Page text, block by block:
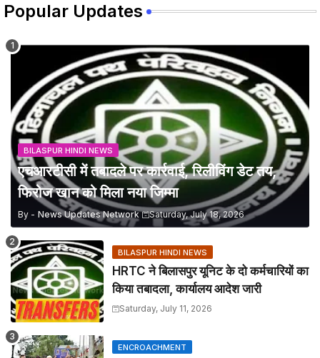
Popular Updates
BILASPUR HINDI NEWS
एचआरटीसी में तबादले पर कार्रवाई, रिलीविंग डेट तय,
फिरोज खान को मिला नया जिम्मा
By - News Updates Network Saturday, July 18, 2026
BILASPUR HINDI NEWS
HRTC ने बिलासपुर यूनिट के दो कर्मचारियों का
किया तबादला, कार्यालय आदेश जारी
Saturday, July 11, 2026
ENCROACHMENT